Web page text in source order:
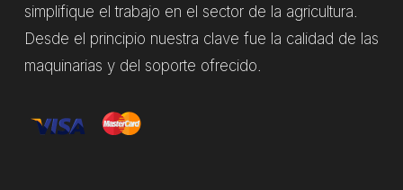
simplifique el trabajo en el sector de la agricultura.
Desde el principio nuestra clave fue la calidad de las
maquinarias y del soporte ofrecido.